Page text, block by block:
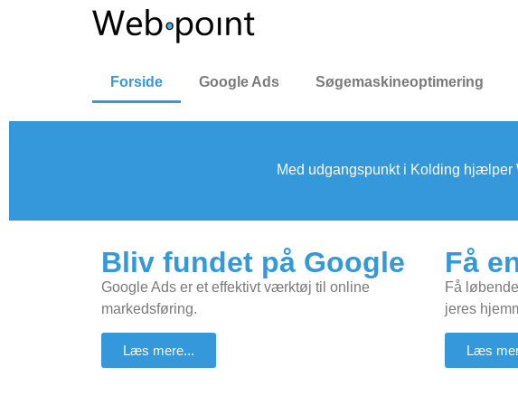
Forside Google Ads Søgemaskineoptimering
Med udgangspunkt i Kolding hjælper
Bliv fundet på Google
Google Ads er et effektivt værktøj til online
markedsføring.
Læs mere...
Få
Få
jeres
Læs